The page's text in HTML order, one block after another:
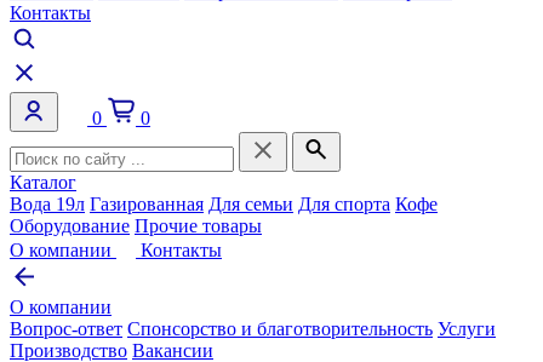
Контакты
0 0
Каталог
Вода 19л Газированная Для семьи Для спорта Кофе
Оборудование Прочие товары
О компании
Контакты
О компании
Вопрос-ответ Спонсорство и благотворительность Услуги
Производство Вакансии